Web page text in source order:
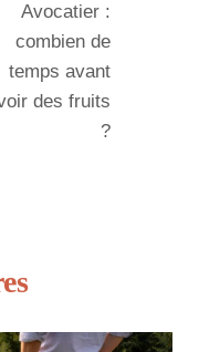
Avocatier :
combien de
temps avant
des fruits
?